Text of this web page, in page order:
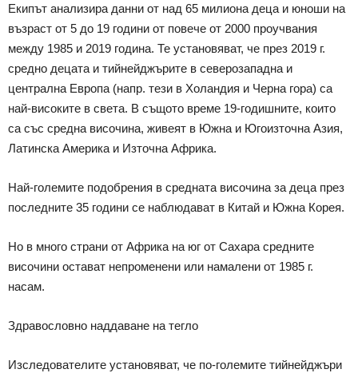
Екипът анализира данни от над 65 милиона деца и юноши на
възраст от 5 до 19 години от повече от 2000 проучвания
между 1985 и 2019 година. Те установяват, че през 2019 г.
средно децата и тийнейджърите в северозападна и
централна Европа (напр. тези в Холандия и Черна гора) са
най-високите в света. В същото време 19-годишните, които
са със средна височина, живеят в Южна и Югоизточна Азия,
Латинска Америка и Източна Африка.
Най-големите подобрения в средната височина за деца през
последните 35 години се наблюдават в Китай и Южна Корея.
Но в много страни от Африка на юг от Сахара средните
височини остават непроменени или намалени от 1985 г.
насам.
Здравословно наддаване на тегло
Изследователите установяват, че по-големите тийнейджъри